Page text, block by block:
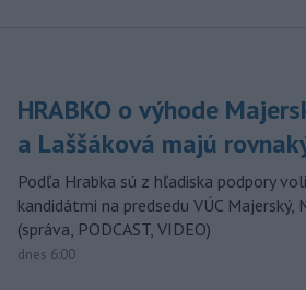
HRABKO o výhode
a Laššáková majú
Podľa Hrabka sú z hľadiska podpory
kandidátmi na predsedu VÚC Majerský,
(správa, PODCAST, VIDEO)
dnes 6:00